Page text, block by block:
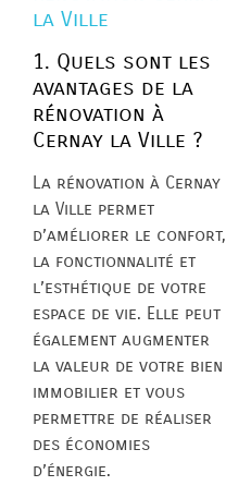
la Ville
1. Quels sont les
avantages de la
rénovation à
Cernay la Ville ?
La rénovation à Cernay
la Ville permet
d’améliorer le confort,
la fonctionnalité et
l’esthétique de votre
espace de vie. Elle peut
également augmenter
la valeur de votre bien
immobilier et vous
permettre de réaliser
des économies
d’énergie.